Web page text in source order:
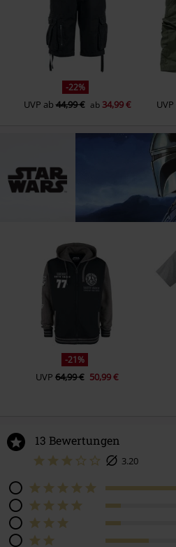
-22%
UVP ab44,99 € ab34,99 € UVP
-21%
UVP 64,99 € 50,99 €
13 Bewertungen
3.20